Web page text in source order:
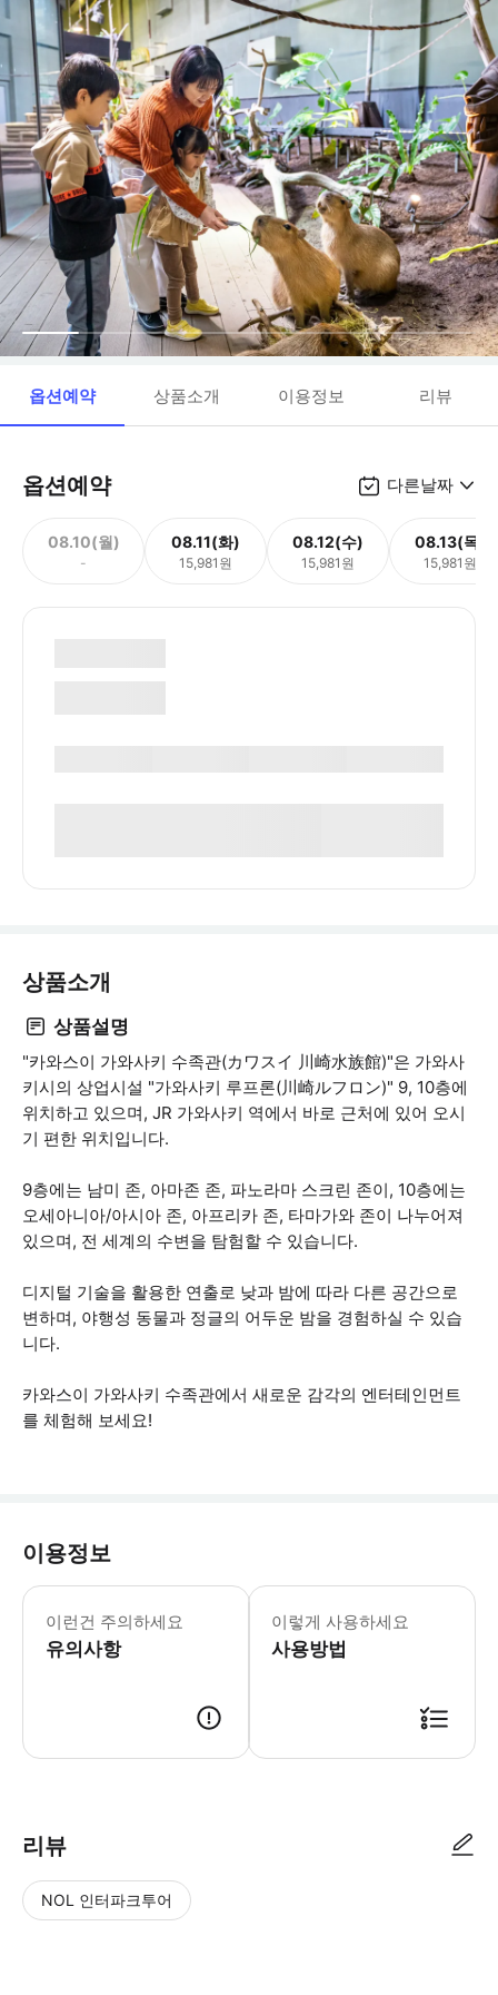
옵션예약 상품소개 이용정보 리뷰
옵션예약 다른날짜
08.10(월)
-
08.11(화)
15,981원
08.12(수)
15,981원
08.13(목)
15,981원
상품소개
상품설명
"카와스이 가와사키 수족관(カワスイ 川崎水族館)"은 가와사
키시의 상업시설 "가와사키 루프론(川崎ルフロン)" 9, 10층에
위치하고 있으며, JR 가와사키 역에서 바로 근처에 있어 오시
기 편한 위치입니다.
9층에는 남미 존, 아마존 존, 파노라마 스크린 존이, 10층에는
오세아니아/아시아 존, 아프리카 존, 타마가와 존이 나누어져
있으며, 전 세계의 수변을 탐험할 수 있습니다.
디지털 기술을 활용한 연출로 낮과 밤에 따라 다른 공간으로
변하며, 야행성 동물과 정글의 어두운 밤을 경험하실 수 있습
니다.
카와스이 가와사키 수족관에서 새로운 감각의 엔터테인먼트
를 체험해 보세요!
이용정보
이런건 주의하세요
유의사항
12세 이하 어린이는 16세 이상 동반자
이렇게 사용하세요
사용방법
리뷰
NOL 인터파크투어